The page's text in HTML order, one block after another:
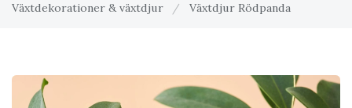
Växtdekorationer & växtdjur
/ Växtdjur Rödpanda